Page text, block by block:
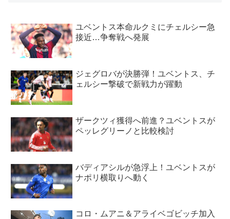
ユベントス本命ルクミにチェルシー急
接近…争奪戦へ発展
ジェグロバが決勝弾！ユベントス、チ
ェルシー撃破で新戦力が躍動
ザークツィ獲得へ前進？ユベントスが
ペッレグリーノと比較検討
バディアシルが急浮上！ユベントスが
ナポリ横取りへ動く
コロ・ムアニ＆アライベゴビッチ加入